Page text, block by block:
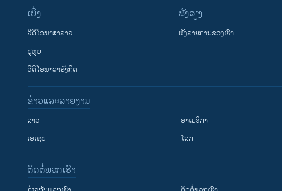
ເບິ່ງ
ວີດີໂອພາສາລາວ
ຢູທູບ
ວີດີໂອພາສາອັງກິດ
ຟັງສຽງ
ຟັງລາຍການຂອງເຮົາ
ຂ່າວແລະລາຍງານ
ລາວ
ເອເຊຍ
ອາເມຣິກາ
ໂລກ
ຕິດຕໍ່ພວກເຮົາ